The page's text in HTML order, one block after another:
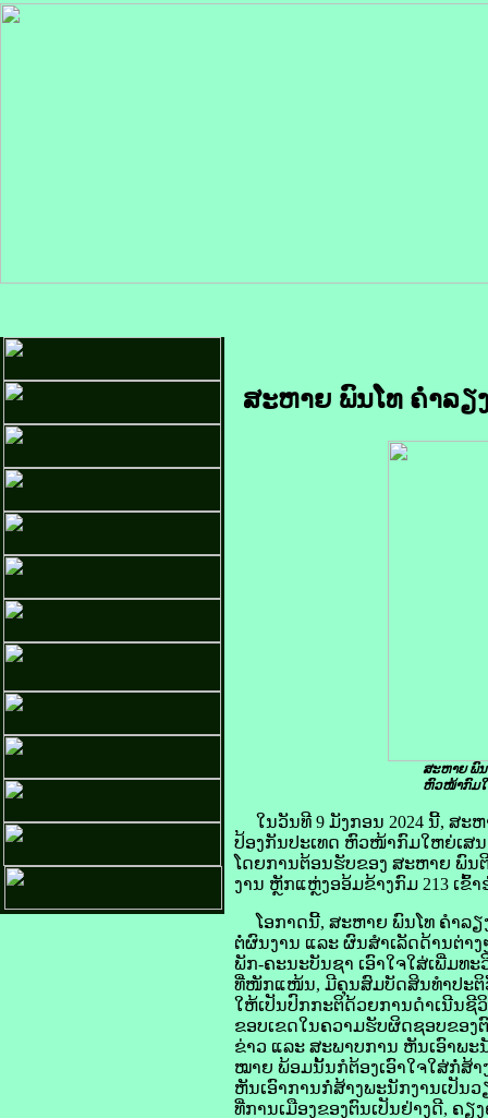
ສະຫາຍ ພົນໂທ ຄໍາລຽ
ສະຫາຍ ພົນ
ຫົວໜ້າກົມໃ
ໃນວັນທີ 9 ມັງກອນ 2024 ນີ້, ສະ
ປ້ອງກັນປະເທດ ຫົວໜ້າກົມໃຫຍ່ເສ
ໂດຍການຕ້ອນຮັບຂອງ ສະຫາຍ ພົນ
ງານ ຫຼັກແຫຼ່ງອອ້ມຂ້າງກົມ 213 ເຂົ້
ໂອກາດນີ້, ສະຫາຍ ພົນໂທ ຄໍາລຽ
ຕໍ່ຜົນງານ ແລະ ຜົນສໍາເລັດດ້ານຕ່າ
ພັກ-ຄະນະບັນຊາ ເອົາໃຈໃສ່ເພີ່ມທ
ທີ່ໜັກແໜ້ນ, ມີຄຸນສົມບັດສິນທຳປະຕິ
ໃຫ້ເປັນປົກກະຕິດ້ວຍການດໍາເນີນຊີ
ຂອບເຂດໃນຄວາມຮັບຜິດຊອບຂອງ
ຂ່າວ ແລະ ສະພາບການ ຫັນເອົາພະ
ໝາຍ ພ້ອມນັ້ນກໍຕ້ອງເອົາໃຈໃສ່ກໍ່ສ້
ຫັນເອົາການກໍ່ສ້າງພະນັກງານເປັນ
ທີ່ການເມືອງຂອງຕົນເປັນຢ່າງດີ, ຄ